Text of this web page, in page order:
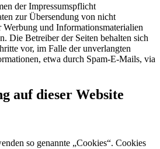
der Impressumspflicht
zur Übersendung von nicht
und Informationsmaterialien
Die Betreiber der Seiten behalten sich
vor, im Falle der unverlangten
etwa durch Spam-E-Mails, via
auf dieser Website
so genannte „Cookies“. Cookies